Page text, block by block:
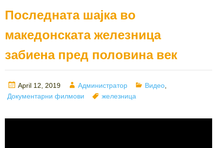
Последната шајка во
македонската железница
забиена пред половина век
Posted
on
April 12, 2019 Author
Администратор Categories
Видео
Документарни филмови
Tags
железница